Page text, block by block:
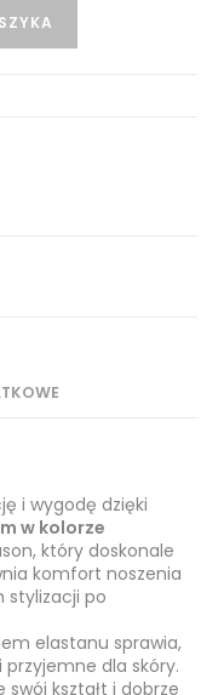
i wygodę dzięki
w kolorze
który doskonale
komfort noszenia
stylizacji po
elastanu sprawia,
dla skóry.
swój kształt i dobrze